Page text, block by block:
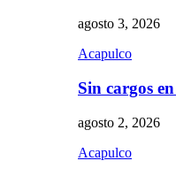
agosto 3, 2026
Acapulco
Sin cargos
agosto 2, 2026
Acapulco